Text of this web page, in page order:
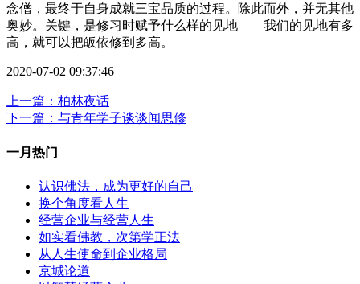
念僧，最终于自身成就三宝品质的过程。除此而外，并无其他
奥妙。关键，是修习时赋予什么样的见地——我们的见地有多
高，就可以把皈依修到多高。
2020-07-02 09:37:46
上一篇：柏林夜话
下一篇：与青年学子谈谈闻思修
一月热门
认识佛法，成为更好的自己
换个角度看人生
经营企业与经营人生
如实看佛教，次第学正法
从人生使命到企业格局
京城论道